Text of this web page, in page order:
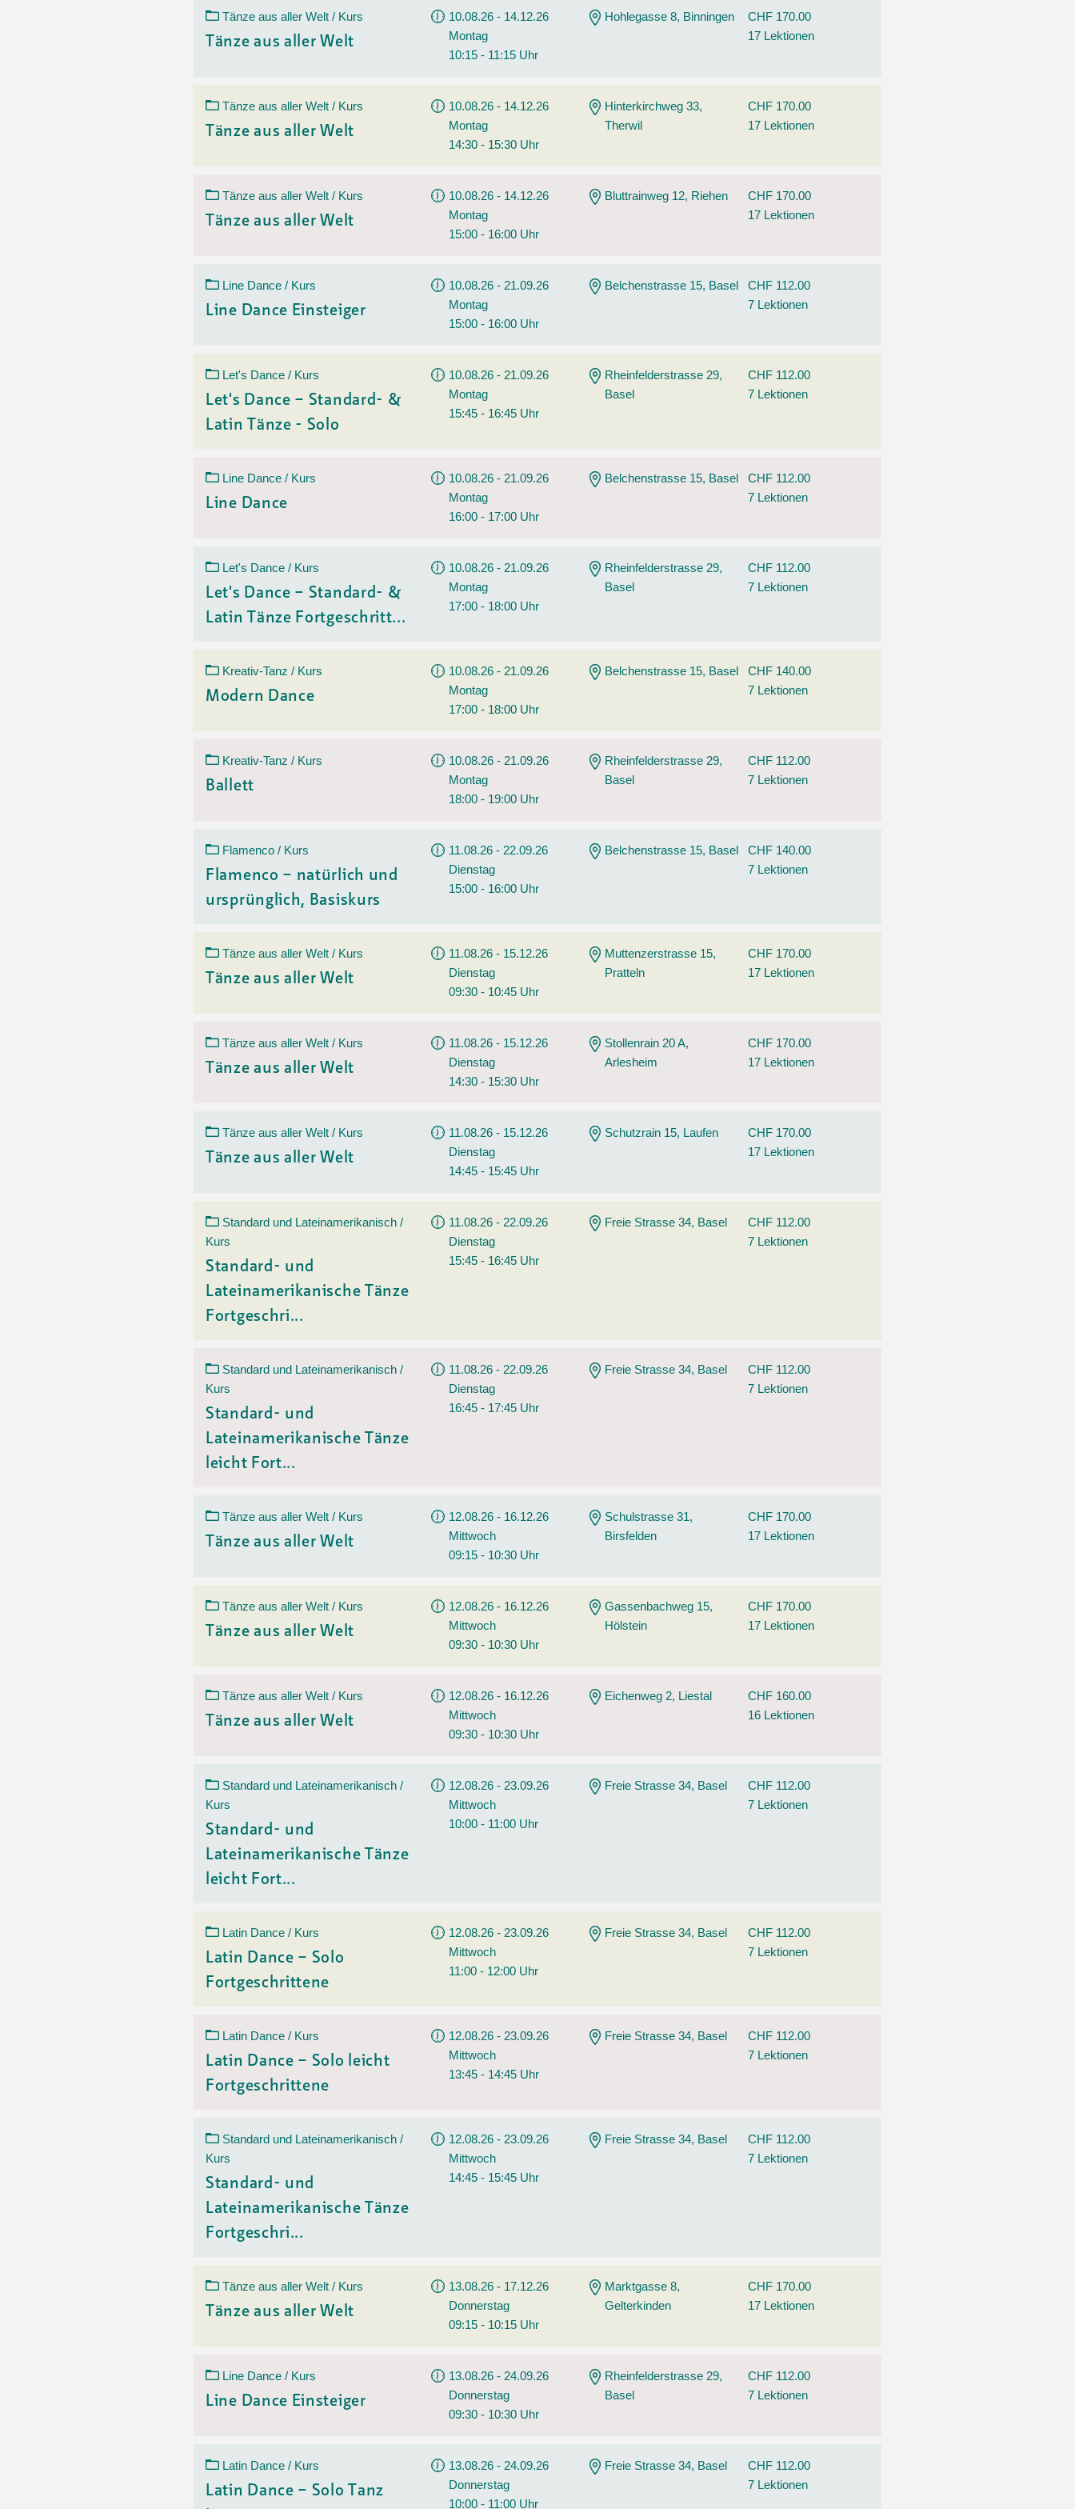
Altersstrategien und Leitbilder
Tänze aus aller Welt / Kurs
Tänze aus aller Welt
10.08.26 - 14.12.26
Montag
10:15 - 11:15 Uhr
Hohlegasse 8, Binningen
CHF 170.00
17 Lektionen
Tänze aus aller Welt / Kurs
Tänze aus aller Welt
10.08.26 - 14.12.26
Montag
14:30 - 15:30 Uhr
Hinterkirchweg 33,
Therwil
CHF 170.00
17 Lektionen
Tänze aus aller Welt / Kurs
Tänze aus aller Welt
10.08.26 - 14.12.26
Montag
15:00 - 16:00 Uhr
Bluttrainweg 12, Riehen
CHF 170.00
17 Lektionen
Line Dance / Kurs
Line Dance Einsteiger
10.08.26 - 21.09.26
Montag
15:00 - 16:00 Uhr
Belchenstrasse 15, Basel
CHF 112.00
7 Lektionen
Let's Dance / Kurs
Let's Dance – Standard- &
Latin Tänze - Solo
10.08.26 - 21.09.26
Montag
15:45 - 16:45 Uhr
Rheinfelderstrasse 29,
Basel
CHF 112.00
7 Lektionen
Line Dance / Kurs
Line Dance
10.08.26 - 21.09.26
Montag
16:00 - 17:00 Uhr
Belchenstrasse 15, Basel
CHF 112.00
7 Lektionen
Let's Dance / Kurs
Let's Dance – Standard- &
Latin Tänze Fortgeschritt...
10.08.26 - 21.09.26
Montag
17:00 - 18:00 Uhr
Rheinfelderstrasse 29,
Basel
CHF 112.00
7 Lektionen
Kreativ-Tanz / Kurs
Modern Dance
10.08.26 - 21.09.26
Montag
17:00 - 18:00 Uhr
Belchenstrasse 15, Basel
CHF 140.00
7 Lektionen
Kreativ-Tanz / Kurs
Ballett
10.08.26 - 21.09.26
Montag
18:00 - 19:00 Uhr
Rheinfelderstrasse 29,
Basel
CHF 112.00
7 Lektionen
Flamenco / Kurs
Flamenco – natürlich und
ursprünglich, Basiskurs
11.08.26 - 22.09.26
Dienstag
15:00 - 16:00 Uhr
Belchenstrasse 15, Basel
CHF 140.00
7 Lektionen
Tänze aus aller Welt / Kurs
Tänze aus aller Welt
11.08.26 - 15.12.26
Dienstag
09:30 - 10:45 Uhr
Muttenzerstrasse 15,
Pratteln
CHF 170.00
17 Lektionen
Tänze aus aller Welt / Kurs
Tänze aus aller Welt
11.08.26 - 15.12.26
Dienstag
14:30 - 15:30 Uhr
Stollenrain 20 A,
Arlesheim
CHF 170.00
17 Lektionen
Tänze aus aller Welt / Kurs
Tänze aus aller Welt
11.08.26 - 15.12.26
Dienstag
14:45 - 15:45 Uhr
Schutzrain 15, Laufen
CHF 170.00
17 Lektionen
Standard und Lateinamerikanisch /
Kurs
Standard- und
Lateinamerikanische Tänze
Fortgeschri...
11.08.26 - 22.09.26
Dienstag
15:45 - 16:45 Uhr
Freie Strasse 34, Basel
CHF 112.00
7 Lektionen
Standard und Lateinamerikanisch /
Kurs
Standard- und
Lateinamerikanische Tänze
leicht Fort...
11.08.26 - 22.09.26
Dienstag
16:45 - 17:45 Uhr
Freie Strasse 34, Basel
CHF 112.00
7 Lektionen
Tänze aus aller Welt / Kurs
Tänze aus aller Welt
12.08.26 - 16.12.26
Mittwoch
09:15 - 10:30 Uhr
Schulstrasse 31,
Birsfelden
CHF 170.00
17 Lektionen
Tänze aus aller Welt / Kurs
Tänze aus aller Welt
12.08.26 - 16.12.26
Mittwoch
09:30 - 10:30 Uhr
Gassenbachweg 15,
Hölstein
CHF 170.00
17 Lektionen
Tänze aus aller Welt / Kurs
Tänze aus aller Welt
12.08.26 - 16.12.26
Mittwoch
09:30 - 10:30 Uhr
Eichenweg 2, Liestal
CHF 160.00
16 Lektionen
Standard und Lateinamerikanisch /
Kurs
Standard- und
Lateinamerikanische Tänze
leicht Fort...
12.08.26 - 23.09.26
Mittwoch
10:00 - 11:00 Uhr
Freie Strasse 34, Basel
CHF 112.00
7 Lektionen
Latin Dance / Kurs
Latin Dance – Solo
Fortgeschrittene
12.08.26 - 23.09.26
Mittwoch
11:00 - 12:00 Uhr
Freie Strasse 34, Basel
CHF 112.00
7 Lektionen
Latin Dance / Kurs
Latin Dance – Solo leicht
Fortgeschrittene
12.08.26 - 23.09.26
Mittwoch
13:45 - 14:45 Uhr
Freie Strasse 34, Basel
CHF 112.00
7 Lektionen
Standard und Lateinamerikanisch /
Kurs
Standard- und
Lateinamerikanische Tänze
Fortgeschri...
12.08.26 - 23.09.26
Mittwoch
14:45 - 15:45 Uhr
Freie Strasse 34, Basel
CHF 112.00
7 Lektionen
Tänze aus aller Welt / Kurs
Tänze aus aller Welt
13.08.26 - 17.12.26
Donnerstag
09:15 - 10:15 Uhr
Marktgasse 8,
Gelterkinden
CHF 170.00
17 Lektionen
Line Dance / Kurs
Line Dance Einsteiger
13.08.26 - 24.09.26
Donnerstag
09:30 - 10:30 Uhr
Rheinfelderstrasse 29,
Basel
CHF 112.00
7 Lektionen
Latin Dance / Kurs
Latin Dance – Solo Tanz
13.08.26 - 24.09.26
Donnerstag
10:00 - 11:00 Uhr
Freie Strasse 34, Basel
CHF 112.00
7 Lektionen